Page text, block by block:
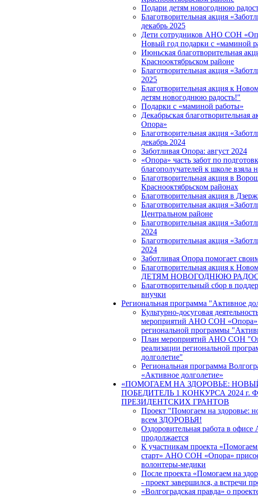
Подари детям новогоднюю
Благотворительная акция
декабрь 2025
Дети сотрудников АНО СОН
Новый год подарки с «маминой
Июньская благотворительная
Краснооктябрьском районе
Благотворительная акция
2025
Благотворительная акция к
детям новогоднюю радость!"
Подарки с «маминой работы»
Декабрьская благотворительная
Опора»
Благотворительная акция
декабрь 2024
Заботливая Опора: август 2024
«Опора» часть забот по
благополучателей к школе взяла
Благотворительная акция в
Краснооктябрьском районах
Благотворительная акция в
Благотворительная акция
Центральном районе
Благотворительная акция
2024
Благотворительная акция
2024
Заботливая Опора помогает
Благотворительная акция к
ДЕТЯМ НОВОГОДНЮЮ
Благотворительный сбор в
внучки
Региональная программа "Активное
Культурно-досуговая
мероприятий АНО СОН «Опора»
региональной программы
План мероприятий АНО СОН
реализации региональной
долголетие"
Региональная программа
«Активное долголетие»
«ПОМОГАЕМ НА ЗДОРОВЬЕ:
ПОБЕДИТЕЛЬ 1 КОНКУРСА 2024 г.
ПРЕЗИДЕНТСКИХ ГРАНТОВ
Проект "Помогаем на здоровье:
всем ЗДОРОВЬЯ!
Оздоровительная работа в
продолжается
К участникам проекта
старт» АНО СОН «Опора»
волонтеры-медики
После проекта «Помогаем на
- проект завершился, а встречи
«Волгоградская правда» о